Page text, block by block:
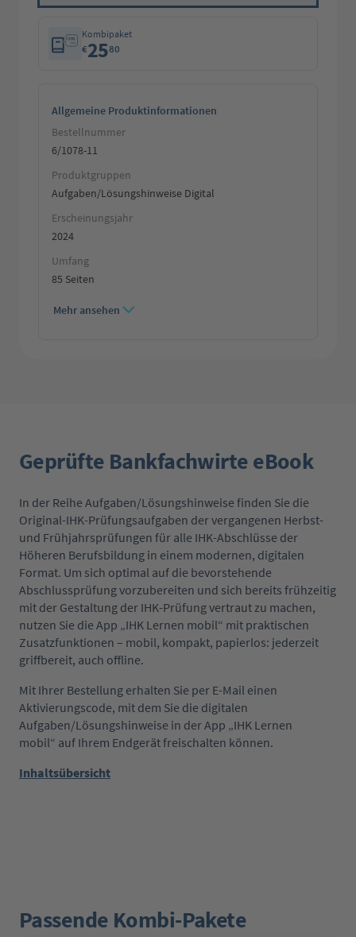
Kombipaket
€2580
Allgemeine Produktinformationen
Bestellnummer
6/1078-11
Produktgruppen
Aufgaben/Lösungshinweise Digital
Erscheinungsjahr
2024
Umfang
85 Seiten
Mehr ansehen
Geprüfte Bankfachwirte eBook
In der Reihe Aufgaben/Lösungshinweise finden Sie die
Original-IHK-Prüfungsaufgaben der vergangenen Herbst-
und Frühjahrsprüfungen für alle IHK-Abschlüsse der
Höheren Berufsbildung in einem modernen, digitalen
Format. Um sich optimal auf die bevorstehende
Abschlussprüfung vorzubereiten und sich bereits frühzeitig
mit der Gestaltung der IHK-Prüfung vertraut zu machen,
nutzen Sie die App „IHK Lernen mobil“ mit praktischen
Zusatzfunktionen – mobil, kompakt, papierlos: jederzeit
griffbereit, auch offline.
Mit Ihrer Bestellung erhalten Sie per E-Mail einen
Aktivierungscode, mit dem Sie die digitalen
Aufgaben/Lösungshinweise in der App „IHK Lernen
mobil“ auf Ihrem Endgerät freischalten können.
Inhaltsübersicht
Produktgalerie überspringen
Passende Kombi-Pakete